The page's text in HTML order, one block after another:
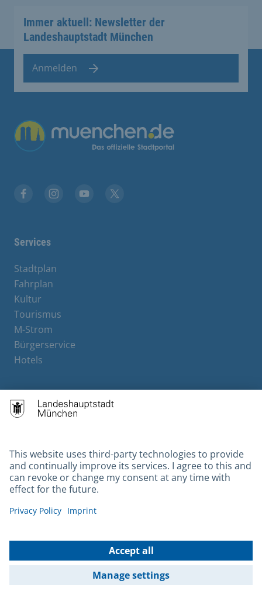
Immer aktuell: Newsletter der
Landeshauptstadt München
Anmelden
Übergreifende Links
Services
Stadtplan
Fahrplan
Kultur
Tourismus
M-Strom
Bürgerservice
Hotels
Contact
Gebärdensprache
Datenschutz
Kontakt
© 2026 Portal München Betriebs GmbH & Co. KG - Ein Service der
Landeshauptstadt München und der Stadtwerke München GmbH